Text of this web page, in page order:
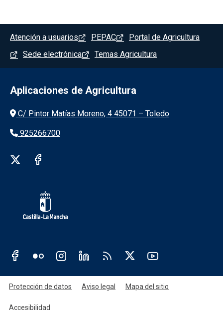
Menú del pie
Atención a usuarios PEPAC
Portal de Agricultura
Sede electrónica
Temas Agricultura
Aplicaciones de Agricultura
Información de la institución
C/ Pintor Matías Moreno, 4 45071 – Toledo
925266700
Redes sociales institución
Redes sociales JCCM
Menú legal
Protección de datos Aviso legal Mapa del sitio
Accesibilidad